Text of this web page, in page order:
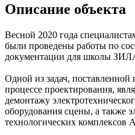
Описание объекта
Весной 2020 года
были проведены работы по
документации для школы
Одной из задач,
процессе проектирования,
демонтажу
оборудования сцены, а также
технологических комплексов